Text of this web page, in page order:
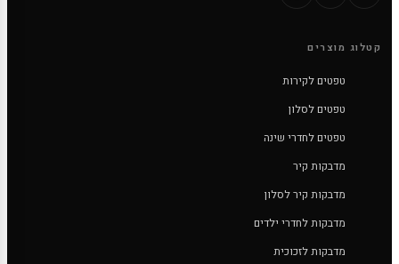
קטלוג מוצרים
טפטים לקירות
טפטים לסלון
טפטים לחדרי שינה
מדבקות קיר
מדבקות קיר לסלון
מדבקות לחדרי ילדים
מדבקות לזכוכית